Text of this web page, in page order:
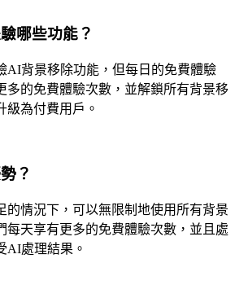
哪些功能？
AI背景移除功能，但每日的免費體驗
多的免費體驗次數，並解鎖所有背景移
級為付費用戶。
？
的情況下，可以無限制地使用所有背景
每天享有更多的免費體驗次數，並且處
AI處理結果。